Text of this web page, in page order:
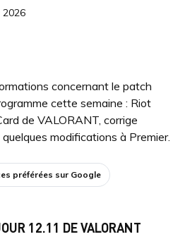
2026
AUX
concernant le patch
cette semaine : Riot
de VALORANT, corrige
modifications à Premier.
préférées sur Google
12.11 DE VALORANT